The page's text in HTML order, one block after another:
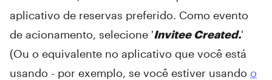
aplicativo de reservas preferido. Como evento
de acionamento, selecione 'Invitee Created.'
(Ou o equivalente no aplicativo que você está
usando - por exemplo, se você estiver usando o